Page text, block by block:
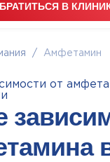
В
/ Амфетамин